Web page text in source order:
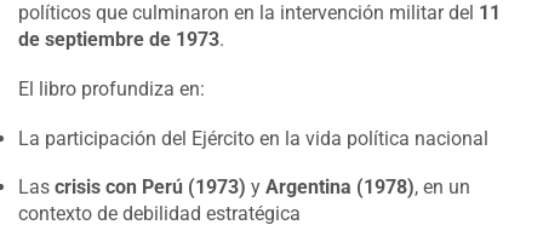
políticos que culminaron en la intervención militar del 11
de septiembre de 1973.
El libro profundiza en:
La participación del Ejército en la vida política nacional
Las crisis con Perú (1973) y Argentina (1978), en un
contexto de debilidad estratégica